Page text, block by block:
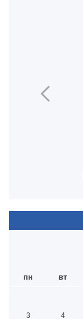
пн вт
3 4